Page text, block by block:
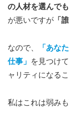
の人材を選んで
が悪いですが 「
なので、
「あな
仕事」 を見つけ
ャリティになる
私はこれは弱み